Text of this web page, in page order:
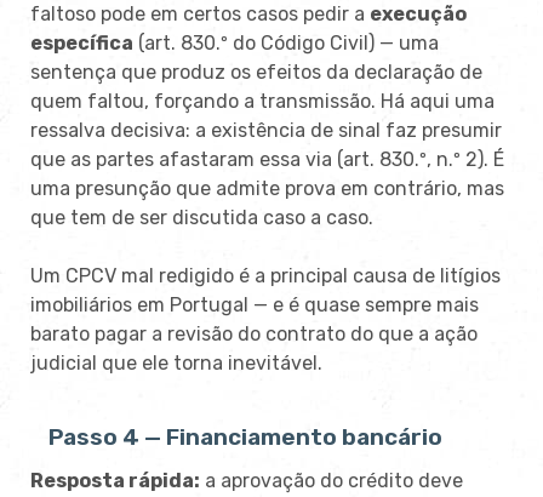
faltoso pode em certos casos pedir a execução
específica (art. 830.º do Código Civil) — uma
sentença que produz os efeitos da declaração de
quem faltou, forçando a transmissão. Há aqui uma
ressalva decisiva: a existência de sinal faz presumir
que as partes afastaram essa via (art. 830.º, n.º 2). É
uma presunção que admite prova em contrário, mas
que tem de ser discutida caso a caso.
Um CPCV mal redigido é a principal causa de litígios
imobiliários em Portugal — e é quase sempre mais
barato pagar a revisão do contrato do que a ação
judicial que ele torna inevitável.
Passo 4 — Financiamento bancário
Resposta rápida: a aprovação do crédito deve